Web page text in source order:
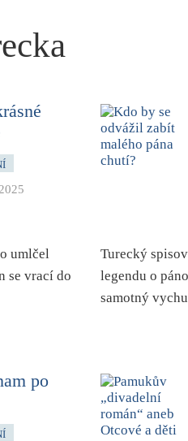
umlčel
se vrací do
Turecký
legendu o
samotný
po